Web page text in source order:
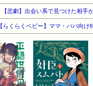
【悲劇】出会い系で見つけた相手
【らくらくベビー】ママ・パパ向